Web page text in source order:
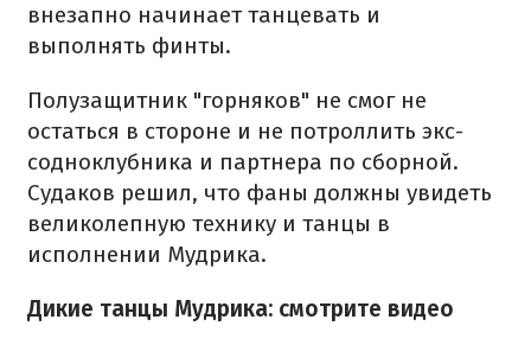
внезапно начинает танцевать и
выполнять финты.
Полузащитник "горняков" не смог не
остаться в стороне и не потроллить экс-
содноклубника и партнера по сборной.
Судаков решил, что фаны должны увидеть
великолепную технику и танцы в
исполнении Мудрика.
Дикие танцы Мудрика: смотрите видео